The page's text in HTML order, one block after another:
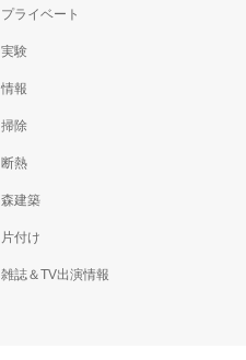
プライベート
実験
情報
掃除
断熱
森建築
片付け
雑誌＆TV出演情報